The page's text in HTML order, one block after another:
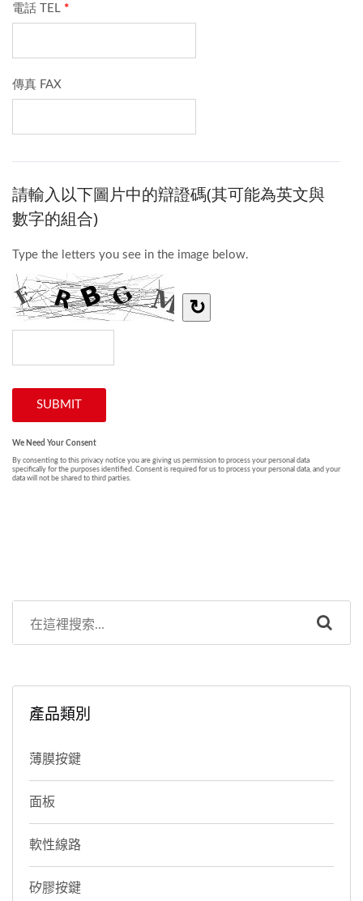
產品類別
薄膜按鍵
面板
軟性線路
矽膠按鍵